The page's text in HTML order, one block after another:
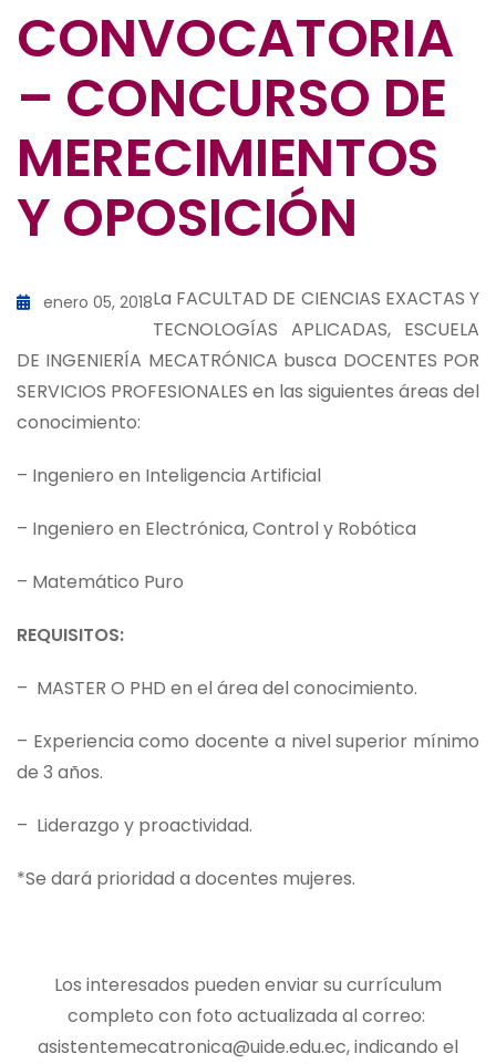
CONVOCATORIA
– CONCURSO DE
MERECIMIENTOS
Y OPOSICIÓN
enero 05, 2018La FACULTAD DE CIENCIAS EXACTAS Y
TECNOLOGÍAS APLICADAS, ESCUELA
DE INGENIERÍA MECATRÓNICA busca DOCENTES POR
SERVICIOS PROFESIONALES en las siguientes áreas del
conocimiento:
– Ingeniero en Inteligencia Artificial
– Ingeniero en Electrónica, Control y Robótica
– Matemático Puro
REQUISITOS:
– MASTER O PHD en el área del conocimiento.
– Experiencia como docente a nivel superior mínimo
de 3 años.
– Liderazgo y proactividad.
*Se dará prioridad a docentes mujeres.
Los interesados pueden enviar su currículum
completo con foto actualizada al correo:
asistentemecatronica@uide.edu.ec, indicando el